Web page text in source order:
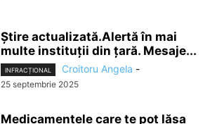
Știre actualizată.Alertă în mai
multe instituții din țară. Mesaje...
INFRACȚIONAL Croitoru Angela -
25 septembrie 2025
Medicamentele care te pot lăsa